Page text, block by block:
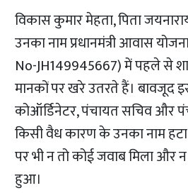
विकास कुमार मेहता, पिता
उनका नाम प्रधानमंत्री आवास
No-JH149945667) में पहले से
मानकों पर खरे उतरते हैं। बावजूद
कोऑर्डिनेटर, पंचायत सचिव और
किसी वैध कारण के उनका नाम
पर भी न तो कोई जवाब मिला और
हुआ।